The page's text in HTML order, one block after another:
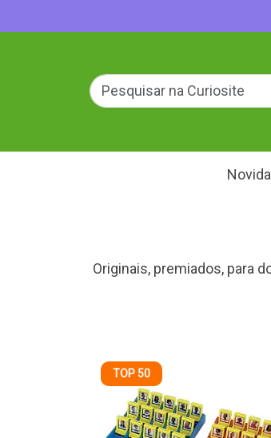
Originais, premiados, para
TOP 50